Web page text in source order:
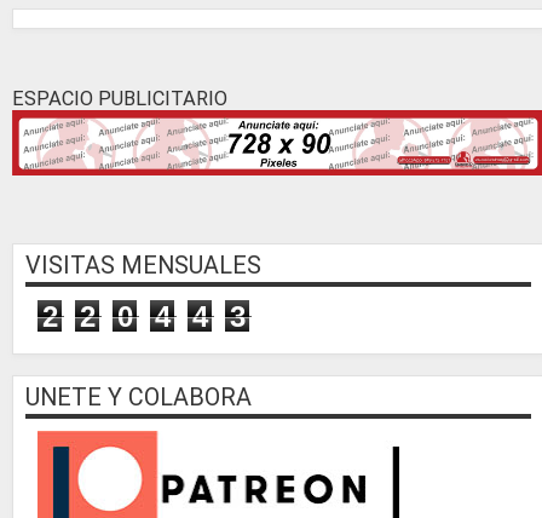
ESPACIO PUBLICITARIO
VISITAS MENSUALES
2 2 0 4 4 3
UNETE Y COLABORA